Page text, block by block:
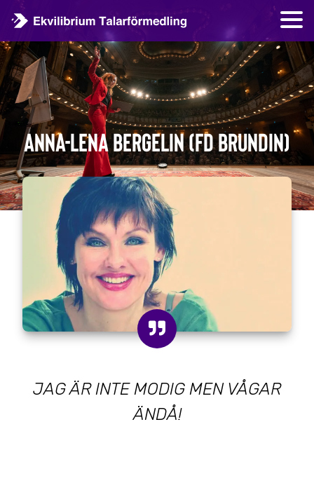
Anna-Lena Bergelin (fd Brundin)
JAG ÄR INTE MODIG MEN VÅGAR
ÄNDÅ!